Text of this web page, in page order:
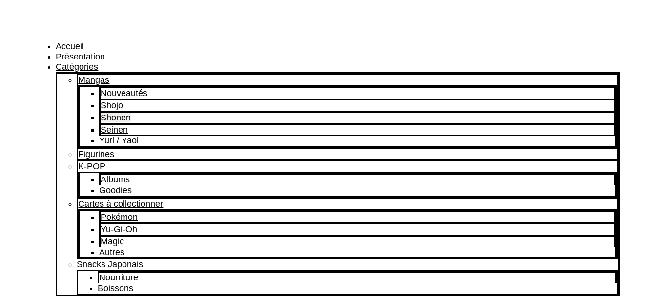
Accueil
Présentation
Catégories
Mangas
Nouveautés
Shojo
Shonen
Seinen
Yuri / Yaoi
Figurines
K-POP
Albums
Goodies
Cartes à collectionner
Pokémon
Yu-Gi-Oh
Magic
Autres
Snacks Japonais
Nourriture
Boissons